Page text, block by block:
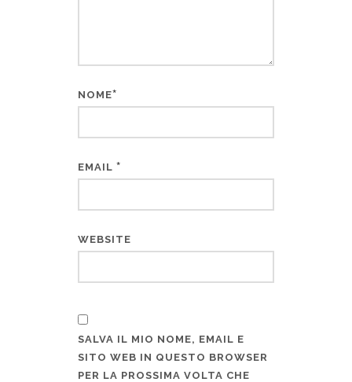
NOME*
EMAIL *
WEBSITE
SALVA IL MIO NOME, EMAIL E
SITO WEB IN QUESTO BROWSER
PER LA PROSSIMA VOLTA CHE